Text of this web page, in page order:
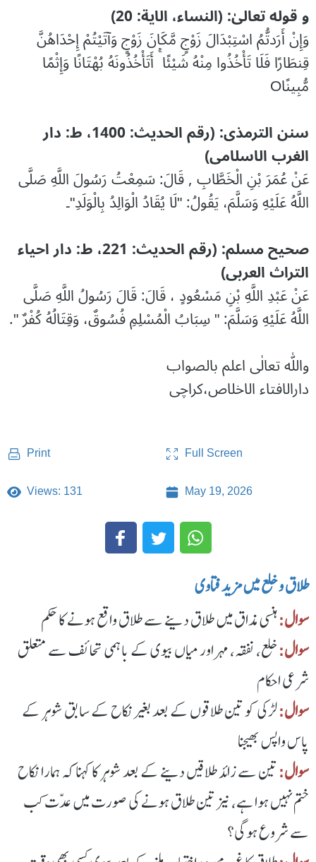
و قوله تعالیٰ: (النساء، الایة: 20)
وَإِنْ أَرَدتُّمُ اسْتِبْدَالَ زَوْجٍ مَّكَانَ زَوْجٍ وَآتَيْتُمْ إِحْدَاهُنَّ
قِنطَارًا فَلَا تَأْخُذُوا مِنْهُ شَيْئًا ۚ أَتَأْخُذُونَهُ بُهْتَانًا وَإِثْمًا
مُّبِينًاO
سنن الترمذی: (رقم الحدیث: 1400، ط: دار
الغرب الاسلامی)
عَنْ عُمَرَ بْنِ الْخَطَّابِ , قَالَ: سَمِعْتُ رَسُولَ اللَّهِ صَلَّى
اللَّهُ عَلَيْهِ وَسَلَّمَ، يَقُولُ: "لَا يُقَادُ الْوَالِدُ بِالْوَلَدِ"۔
صحیح مسلم: (رقم الحدیث: 221، ط: دار احیاء
التراث العربی)
عَنْ عَبْدِ اللَّهِ بْنِ مَسْعُودٍ ، قَالَ: قَالَ رَسُولُ اللَّهِ صَلَّى
اللَّهُ عَلَيْهِ وَسَلَّمَ: " سِبَابُ الْمُسْلِمِ فُسُوقٌ، وَقِتَالُهُ كُفْرٌ ".
واللّٰه تعالٰی اعلم بالصواب
دارالافتاء الاخلاص،کراچی
Print Full Screen
Views: 131 May 19, 2026
طلاق و خلع میں مزید فتاوی
سوال:ہنسی مذاق میں طلاق دینے سے طلاق واقع ہونے کا حکم
سوال:خلع، نفقہ، مہر اور میاں بیوی کے باہمی تحائف سے متعلق
شرعی احکام
سوال:لڑکی کو تین طلاقوں کے بعد بغیر نکاح کے سابق شوہر کے
پاس واپس بھیجنا
سوال:تین سے زائد طلاقیں دینے کے بعد شوہر کا کہنا کہ ہمارا نکاح
ختم نہیں ہوا ہے، نیز تین طلاق ہونے کی صورت میں عدّت کب
سے شروع ہوگی؟